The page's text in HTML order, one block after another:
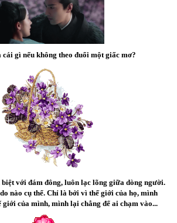
cái gì nếu không theo đuổi một giấc mơ?
với đám đông, luôn lạc lõng giữa dòng người.
nào cụ thể. Chỉ là bởi vì thế giới của họ, mình
giới của mình, mình lại chẳng để ai chạm vào...